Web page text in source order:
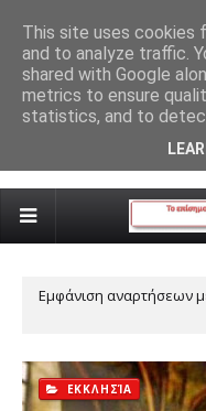
ΛΆΓΚΑ
Εμφάνιση αναρτήσεων
ΕΚΚΛΗΣΊΑ
This site uses cookies
and to analyze traffic.
shared with Google
metrics to ensure
statistics, and to